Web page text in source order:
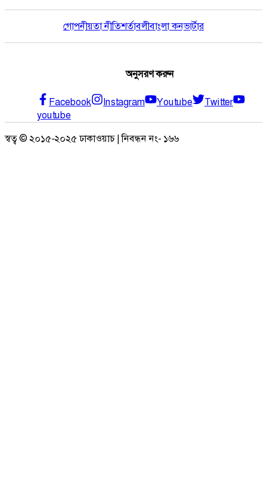
গোপনীয়তা নীতিশর্তাবলীবাংলা কনভার্টার
অনুসরণ করুন
Facebook Instagram Youtube
Twitter
youtube
স্বত্ব © ২০১৫-২০২৫ ঢাকাওয়াচ | নিবন্ধন নং- ১৬৬